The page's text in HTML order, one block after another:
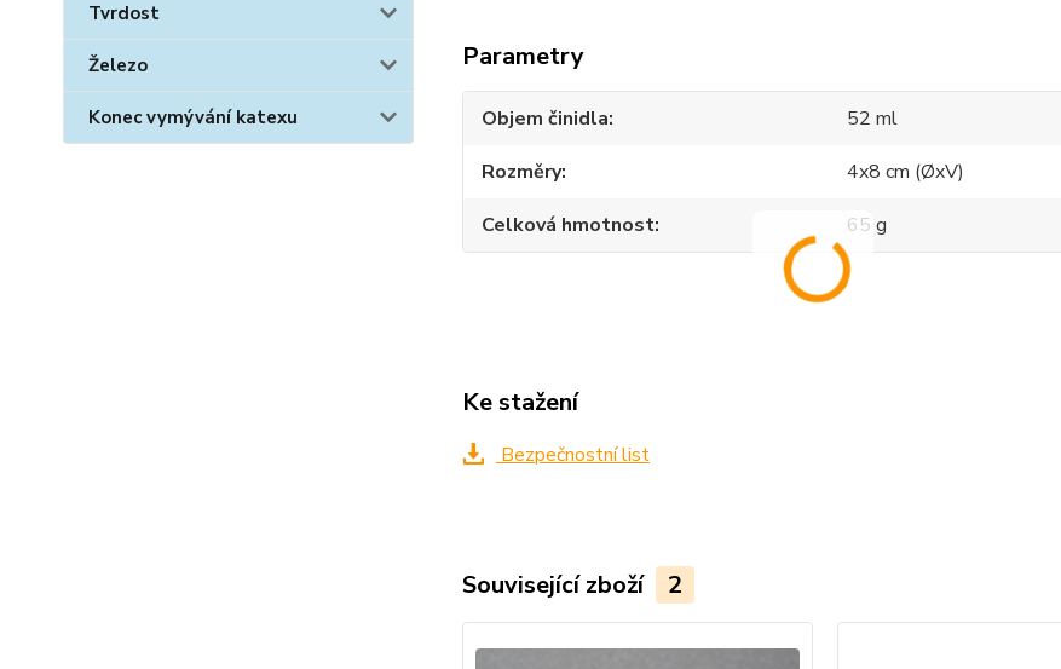
Tvrdost
Železo
Konec vymývání katexu
Parametry
Objem činidla
52 ml
Rozměry
4x8 cm (ØxV)
Celková hmotnost
65 g
Ke stažení
Bezpečnostní list
Související zboží 2